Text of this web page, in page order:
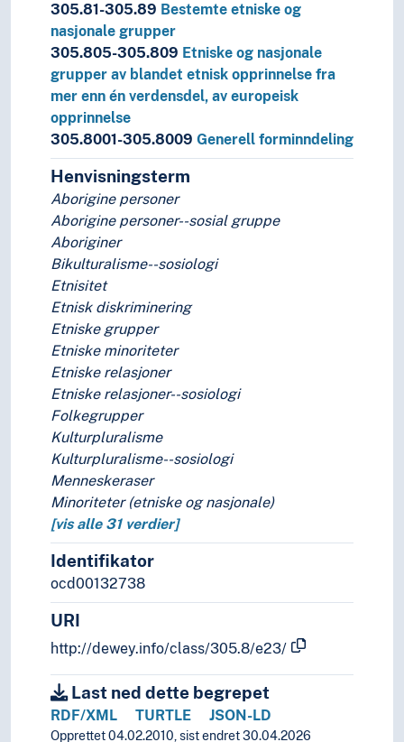
305.81-305.89 Bestemte etniske og
nasjonale grupper
305.805-305.809 Etniske og nasjonale
grupper av blandet etnisk opprinnelse fra
mer enn én verdensdel, av europeisk
opprinnelse
305.8001-305.8009 Generell forminndeling
Henvisningsterm
Aborigine personer
Aborigine personer--sosial gruppe
Aboriginer
Bikulturalisme--sosiologi
Etnisitet
Etnisk diskriminering
Etniske grupper
Etniske minoriteter
Etniske relasjoner
Etniske relasjoner--sosiologi
Folkegrupper
Kulturpluralisme
Kulturpluralisme--sosiologi
Menneskeraser
Minoriteter (etniske og nasjonale)
[vis alle 31 verdier]
Identifikator
ocd00132738
URI
http://dewey.info/class/305.8/e23/
Last ned dette begrepet
RDF/XML TURTLE JSON-LD
Opprettet 04.02.2010, sist endret 30.04.2026